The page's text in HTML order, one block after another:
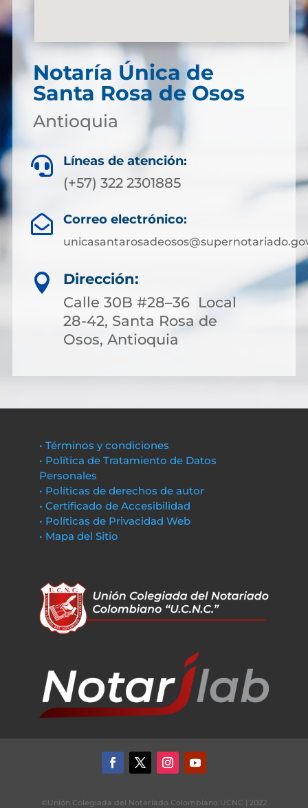
Notaría Única de
Santa Rosa de Osos
Antioquia
 Líneas de atención:
(+57) 322 2301885
 Correo electrónico:

Dirección:
Calle 30B #28–36 Local
28-42, Santa Rosa de
Osos, Antioquia
• Términos y condiciones
• Política de Tratamiento de Datos
Personales
• Políticas de derechos de autor
• Certificado de Accesibilidad
• Políticas de Privacidad Web
• Mapa del Sitio
©Unión Colegiada del Notariado Colombiano UCNC | 2022